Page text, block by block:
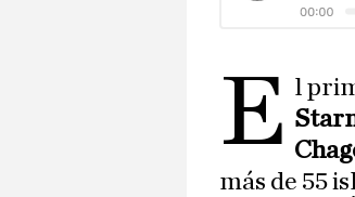
E l
más de 55